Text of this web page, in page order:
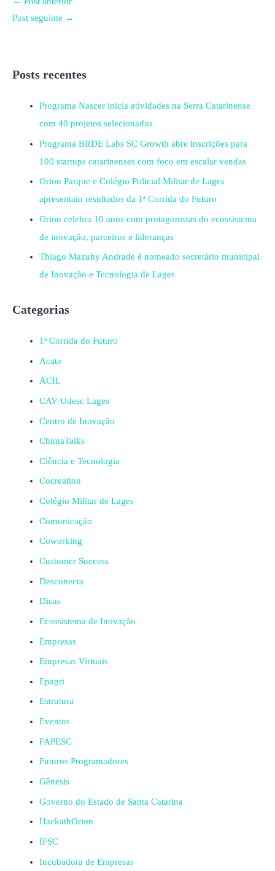
Post seguinte →
Posts recentes
Programa Nascer inicia atividades na Serra Catarinense
com 40 projetos selecionados
Programa BRDE Labs SC Growth abre inscrições para
100 startups catarinenses com foco em escalar vendas
Orion Parque e Colégio Policial Militar de Lages
apresentam resultados da 1ª Corrida do Futuro
Orion celebra 10 anos com protagonistas do ecossistema
de inovação, parceiros e lideranças
Thiago Mazuhy Andrade é nomeado secretário municipal
de Inovação e Tecnologia de Lages
Categorias
1ª Corrida do Futuro
Acate
ACIL
CAV Udesc Lages
Centro de Inovação
ChimaTalks
Ciência e Tecnologia
Cocreation
Colégio Militar de Lages
Comunicação
Coworking
Customer Success
Desconecta
Dicas
Ecossistema de Inovação
Empresas
Empresas Virtuais
Epagri
Estrutura
Eventos
FAPESC
Futuros Programadores
Gênesis
Governo do Estado de Santa Catarina
HackathOrion
IFSC
Incubadora de Empresas